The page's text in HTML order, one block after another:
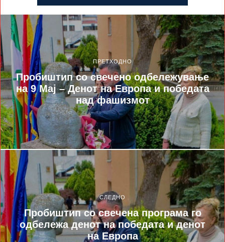
ПРЕТХОДНО
Пробиштип со свечено одбележување
на 9 Мај – Денот на Европа и победата
над фашизмот
СЛЕДНО
Пробиштип со свечена програма го
одбележа денот на победата и денот
на Европа